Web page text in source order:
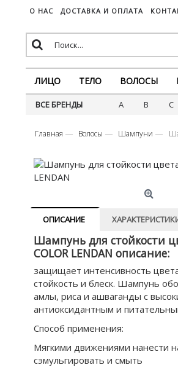
О НАС ДОСТАВКА И ОПЛАТА
ЛИЦО ТЕЛО ВОЛОСЫ
ВСЕ БРЕНДЫ A B C
Главная Волосы Шампуни
ОПИСАНИЕ
Шампунь для стойкости
COLOR LENDAN описание:
защищает интенсивность
стойкость и блеск. Шампунь
амлы, риса и ашваганды с
антиоксидантным и
Способ применения:
Мягкими движениями нанести
сэмульгировать и смыть